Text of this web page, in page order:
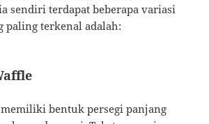
sendiri terdapat beberapa variasi
paling terkenal adalah:
bentuk persegi panjang